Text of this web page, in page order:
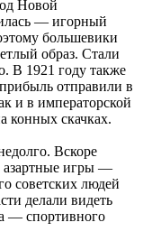
Новой
— игорный
большевики
образ. Стали
В 1921 году также
отправили в
и в императорской
конных скачках.
Вскоре
азартные игры —
советских людей
делали видеть
— спортивного